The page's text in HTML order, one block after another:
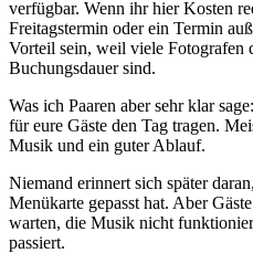
verfügbar. Wenn ihr hier Kosten
Freitagstermin oder ein Termin
Vorteil sein, weil viele Fotografen
Buchungsdauer sind.
Was ich Paaren aber sehr klar
für eure Gäste den Tag tragen.
Musik und ein guter Ablauf.
Niemand erinnert sich später
Menükarte gepasst hat. Aber
warten, die Musik nicht
passiert.